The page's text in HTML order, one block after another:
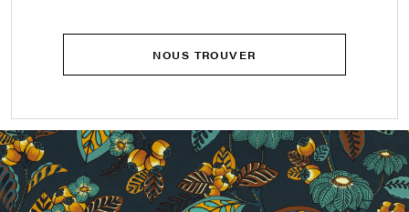
NOUS TROUVER